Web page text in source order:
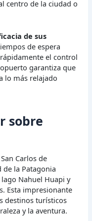
centro de la ciudad o
de sus
de espera
el control
garantiza que
lo más relajado
sobre
Carlos de
de la Patagonia
Nahuel Huapi y
Esta impresionante
destinos turísticos
y la aventura.